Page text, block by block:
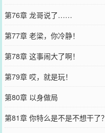
第76章 龙哥说了……
第77章 老梁，你冷静！
第78章 这事闹大了啊！
第79章 哎，就是玩！
第80章 以身做局
第81章 你特么是不是不想干了？